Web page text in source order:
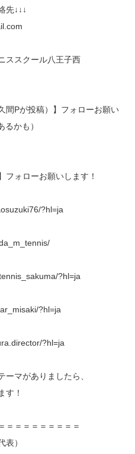
先↓↓↓
ススクール八王子西
間Pが投稿）】フォローお願い
かも）
フォローお願いします！
?hl=ja
?hl=ja
?hl=ja
?hl=ja
マがありましたら、
す！
＝＝＝＝＝＝＝＝＝
表）